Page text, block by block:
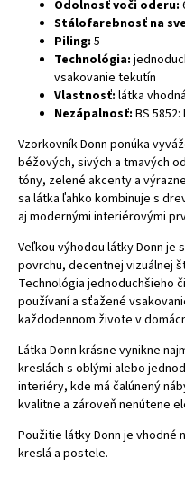
Odolnosť voči oderu:
Stálofarebnosť na
Piling: 5
Technológia:
vsakovanie tekutín
Vlastnosť: látka
Nezápalnosť: BS
Vzorkovník Donn ponúka
béžových, sivých a tmavých
tóny, zelené akcenty a
sa látka ľahko kombinuje s
aj modernými interiérovými
Veľkou výhodou látky Donn je
povrchu, decentnej vizuálnej
Technológia jednoduchšieho
používaní a sťažené
každodennom živote v
Látka Donn krásne vynikne
kreslách s oblými alebo
interiéry, kde má čalúnený
kvalitne a zároveň nenútene
Použitie látky Donn je vhodné
kreslá a postele.